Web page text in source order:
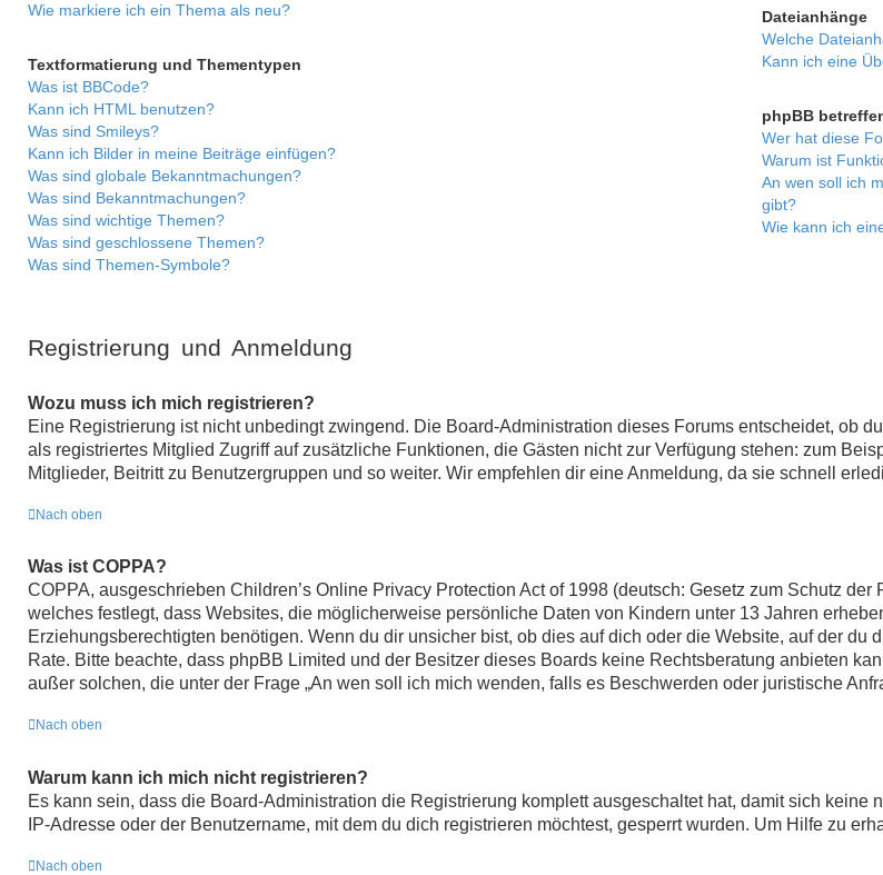
Wie markiere ich ein Thema als neu?
Textformatierung und Thementypen
Was ist BBCode?
Kann ich HTML benutzen?
Was sind Smileys?
Kann ich Bilder in meine Beiträge einfügen?
Was sind globale Bekanntmachungen?
Was sind Bekanntmachungen?
Was sind wichtige Themen?
Was sind geschlossene Themen?
Was sind Themen-Symbole?
Dateianhänge
Welche
Kann ich eine
phpBB
Wer hat diese
Warum ist
An wen soll ich
gibt?
Wie kann ich
Registrierung und Anmeldung
Wozu muss ich mich registrieren?
Eine Registrierung ist nicht unbedingt zwingend. Die Board-Administration dieses Forums entscheidet, ob
als registriertes Mitglied Zugriff auf zusätzliche Funktionen, die Gästen nicht zur Verfügung stehen: zum
Mitglieder, Beitritt zu Benutzergruppen und so weiter. Wir empfehlen dir eine Anmeldung, da sie schnell
Nach oben
Was ist COPPA?
COPPA, ausgeschrieben Children’s Online Privacy Protection Act of 1998 (deutsch: Gesetz zum Schutz
welches festlegt, dass Websites, die möglicherweise persönliche Daten von Kindern unter 13 Jahren
Erziehungsberechtigten benötigen. Wenn du dir unsicher bist, ob dies auf dich oder die Website, auf der
Rate. Bitte beachte, dass phpBB Limited und der Besitzer dieses Boards keine Rechtsberatung anbieten
außer solchen, die unter der Frage „An wen soll ich mich wenden, falls es Beschwerden oder juristische
Nach oben
Warum kann ich mich nicht registrieren?
Es kann sein, dass die Board-Administration die Registrierung komplett ausgeschaltet hat, damit sich
IP-Adresse oder der Benutzername, mit dem du dich registrieren möchtest, gesperrt wurden. Um Hilfe zu
Nach oben